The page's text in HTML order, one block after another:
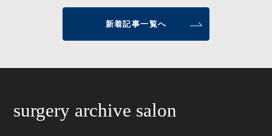
新着記事一覧へ
surgery archive salon